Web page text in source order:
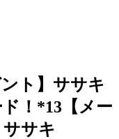
ト】ササキ
！*13【メー
サキ